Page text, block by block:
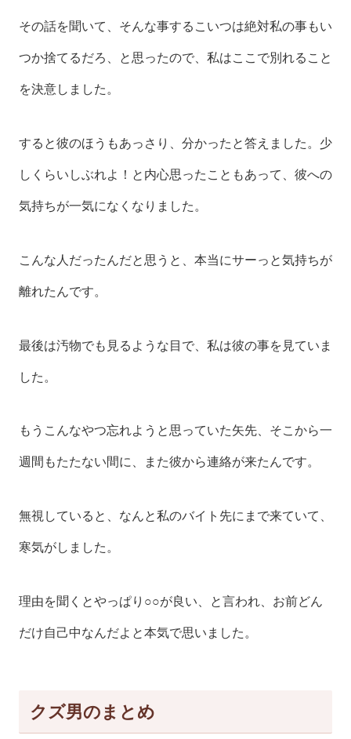
その話を聞いて、そんな事するこいつは絶対私の事もい
つか捨てるだろ、と思ったので、私はここで別れること
を決意しました。
すると彼のほうもあっさり、分かったと答えました。少
しくらいしぶれよ！と内心思ったこともあって、彼への
気持ちが一気になくなりました。
こんな人だったんだと思うと、本当にサーっと気持ちが
離れたんです。
最後は汚物でも見るような目で、私は彼の事を見ていま
した。
もうこんなやつ忘れようと思っていた矢先、そこから一
週間もたたない間に、また彼から連絡が来たんです。
無視していると、なんと私のバイト先にまで来ていて、
寒気がしました。
理由を聞くとやっぱり○○が良い、と言われ、お前どん
だけ自己中なんだよと本気で思いました。
クズ男のまとめ